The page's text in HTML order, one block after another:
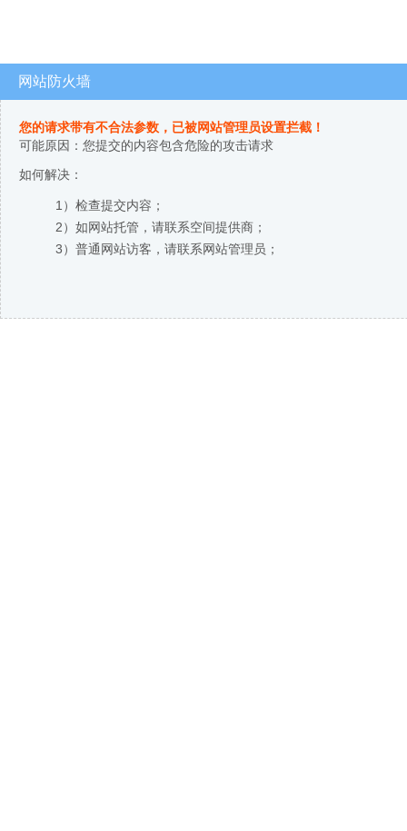
网站防火墙
您的请求带有不合法参数，已被网站管理员设置拦截！
可能原因：您提交的内容包含危险的攻击请求
如何解决：
1）检查提交内容；
2）如网站托管，请联系空间提供商；
3）普通网站访客，请联系网站管理员；